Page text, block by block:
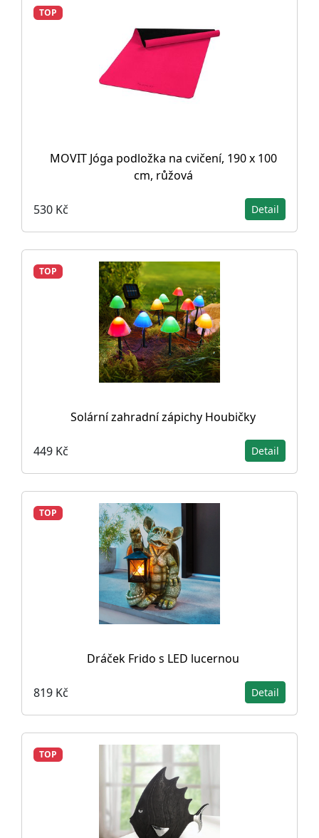
TOP
MOVIT Jóga podložka na cvičení, 190 x 100
cm, růžová
530 Kč Detail
TOP
Solární zahradní zápichy Houbičky
449 Kč Detail
TOP
Dráček Frido s LED lucernou
819 Kč Detail
TOP